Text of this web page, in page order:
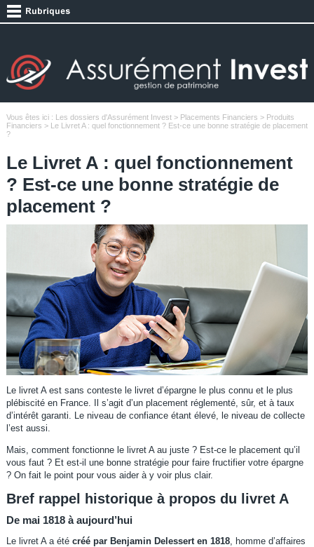
Vous êtes ici : Les dossiers d'Assurément Invest> Placements Financiers > Produits
Financiers > Le Livret A : quel fonctionnement ? Est-ce une bonne stratégie de placement
?
Le Livret A : quel fonctionnement
? Est-ce une bonne stratégie de
placement ?
Le livret A est sans conteste le livret d’épargne le plus connu et le plus
plébiscité en France. Il s’agit d’un placement réglementé, sûr, et à taux
d’intérêt garanti. Le niveau de confiance étant élevé, le niveau de collecte
l’est aussi.
Mais, comment fonctionne le livret A au juste ? Est-ce le placement qu’il
vous faut ? Et est-il une bonne stratégie pour faire fructifier votre épargne
? On fait le point pour vous aider à y voir plus clair.
Bref rappel historique à propos du livret A
De mai 1818 à aujourd’hui
Le livret A a été créé par Benjamin Delessert en 1818, homme d’affaires